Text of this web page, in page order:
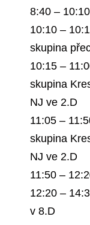
8:40 –
10:10 –
skupina
10:15 –
skupina
NJ ve 2.D
11:05 –
skupina
NJ ve 2.D
11:50 –
12:20 –
v 8.D